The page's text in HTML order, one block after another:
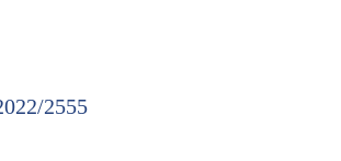
2555